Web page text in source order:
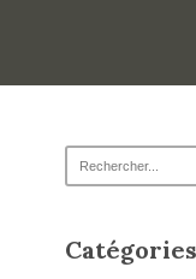
Catégories